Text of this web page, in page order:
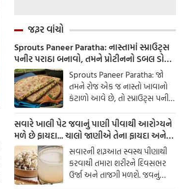
જરૂર વાંચો
Sprouts Paneer Paratha: નાસ્તામાં સ્પ્રાઉટ્સ
પનીર પરાઠા બનાવો, તમને પ્રોટીનનો ડબલ ડોઝ
મળશે
Sprouts Paneer Paratha: જો
તમને રોજ એક જ નાસ્તો ખાવાનો
કંટાળો આવે છે, તો સ્પ્રાઉટ્સ પનીર
પરાઠા બનાવવાનો પ્રયાસ કરો. તે
માત્ર સ્વાદિષ્ટ જ નથી પણ તમારા
સ્વાસ્થ્ય માટે અતિ ફાયદાકારક પણ
સવારે ખાલી પેટ જવાનું પાણી પીવાથી આરોગ્યને
મળે છે ફાયદા... ચાલો જાણીએ તેના ફાયદા અને
ઉપયોગ કરવાની યોગ્ય રીતસવારની શરૂઆત સ્વસ્થ પીણાથી
કરવાથી તમારા શરીરને દિવસભર
ઉર્જા અને તાજગી મળશે. જવનું
પાણી એક ઉત્તમ ઘરેલું ઉપાય